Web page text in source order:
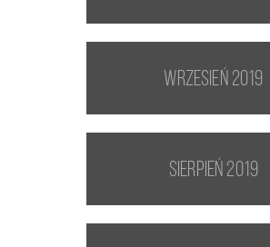
wrzesień 2019
sierpień 2019